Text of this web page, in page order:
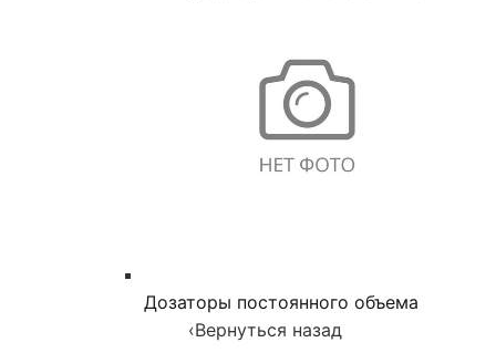
Дозаторы постоянного объема
‹Вернуться назад